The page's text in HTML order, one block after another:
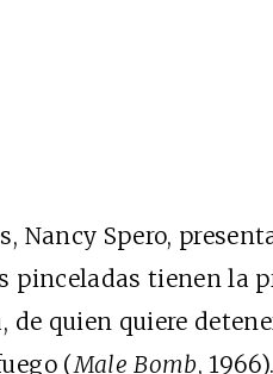
Nancy Spero,
pinceladas tienen la
de quien quiere
(Male Bomb,